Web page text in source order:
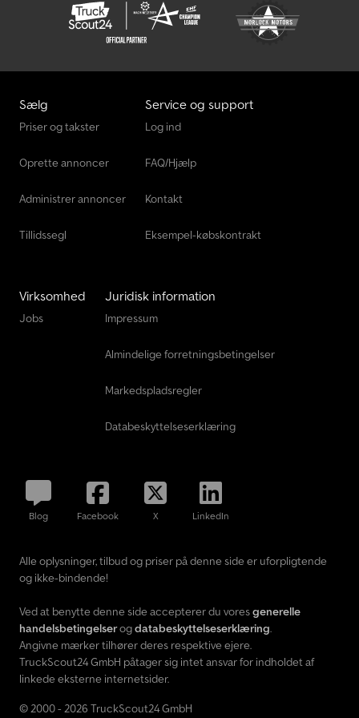
Sælg
Priser og takster
Oprette annoncer
Administrer annoncer
Tillidssegl
Service og support
Log ind
FAQ/Hjælp
Kontakt
Eksempel-købskontrakt
Virksomhed
Jobs
Juridisk information
Impressum
Almindelige forretningsbetingelser
Markedspladsregler
Databeskyttelseserklæring
Blog Facebook X LinkedIn
Alle oplysninger, tilbud og priser på denne side er uforpligtende
og ikke-bindende!
Ved at benytte denne side accepterer du voresgenerelle
handelsbetingelserogdatabeskyttelseserklæring.
Angivne mærker tilhører deres respektive ejere.
TruckScout24 GmbH påtager sig intet ansvar for indholdet af
linkede eksterne internetsider.
© 2000 - 2026 TruckScout24 GmbH